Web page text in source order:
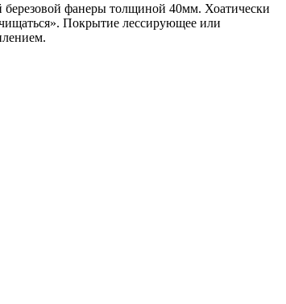
фанеры толщиной 40мм. Хоатически
Покрытие лессирующее или